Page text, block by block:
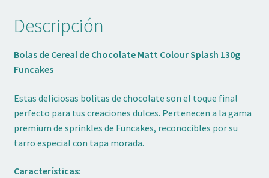
Descripción
Bolas de Cereal de Chocolate Matt Colour Splash 130g
Funcakes
Estas deliciosas bolitas de chocolate son el toque final
perfecto para tus creaciones dulces. Pertenecen a la gama
premium de sprinkles de Funcakes, reconocibles por su
tarro especial con tapa morada.
Características: